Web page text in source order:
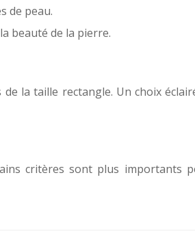
de peau.
beauté de la pierre.
la taille rectangle. Un choix
critères sont plus importants